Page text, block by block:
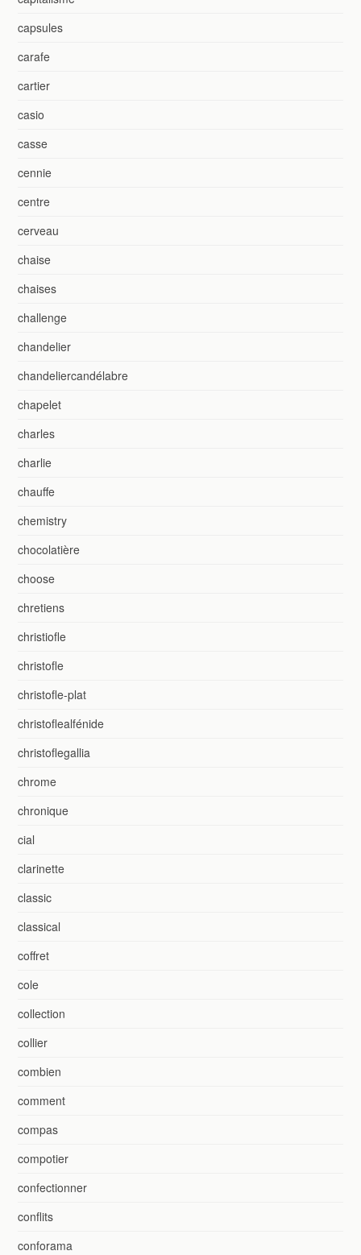
capsules
carafe
cartier
casio
casse
cennie
centre
cerveau
chaise
chaises
challenge
chandelier
chandeliercandélabre
chapelet
charles
charlie
chauffe
chemistry
chocolatière
choose
chretiens
christiofle
christofle
christofle-plat
christoflealfénide
christoflegallia
chrome
chronique
cial
clarinette
classic
classical
coffret
cole
collection
collier
combien
comment
compas
compotier
confectionner
conflits
conforama